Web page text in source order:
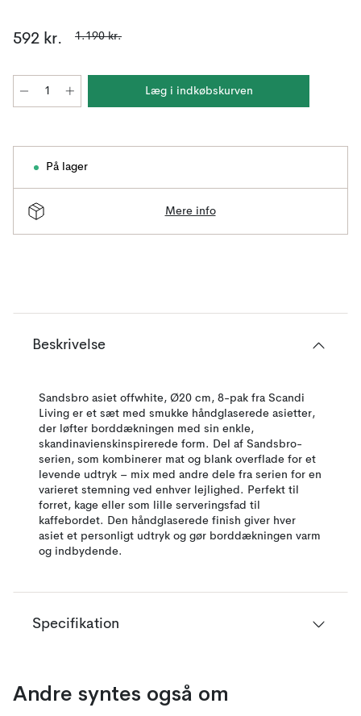
592 kr. 1.190 kr.
Læg i indkøbskurven
På lager
Mere info
Beskrivelse
Sandsbro asiet offwhite, Ø20 cm, 8-pak fra Scandi
Living er et sæt med smukke håndglaserede asietter,
der løfter borddækningen med sin enkle,
skandinavienskinspirerede form. Del af Sandsbro-
serien, som kombinerer mat og blank overflade for et
levende udtryk – mix med andre dele fra serien for en
varieret stemning ved enhver lejlighed. Perfekt til
forret, kage eller som lille serveringsfad til
kaffebordet. Den håndglaserede finish giver hver
asiet et personligt udtryk og gør borddækningen varm
og indbydende.
Specifikation
Andre syntes også om